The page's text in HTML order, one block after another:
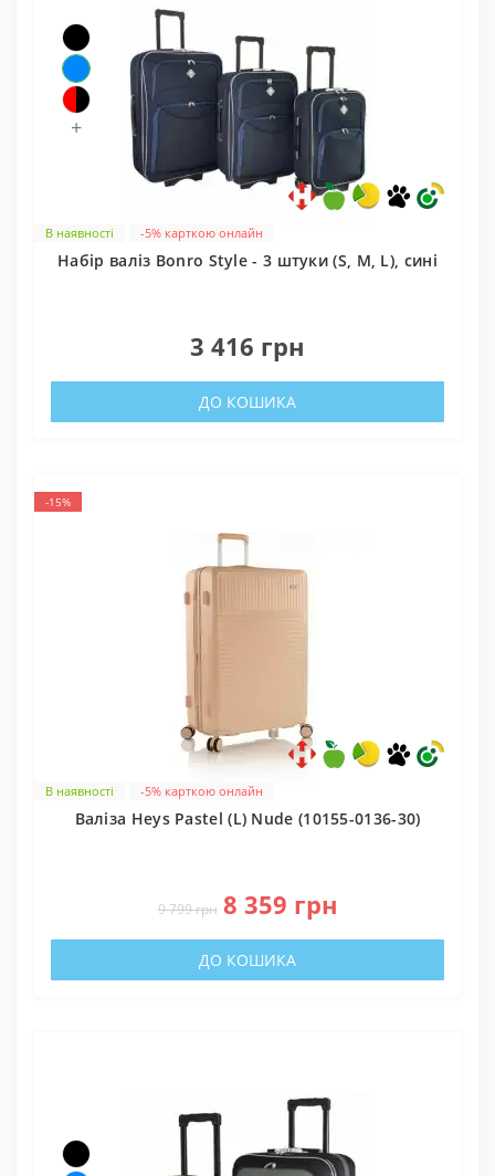
В наявності
+
-5% карткою онлайн
Набір валіз Bonro Style - 3 штуки (S, M, L), сині
3 416 грн
ДО КОШИКА
-15%
В наявності -5% карткою онлайн
Валіза Heys Pastel (L) Nude (10155-0136-30)
9 799 грн 8 359 грн
ДО КОШИКА